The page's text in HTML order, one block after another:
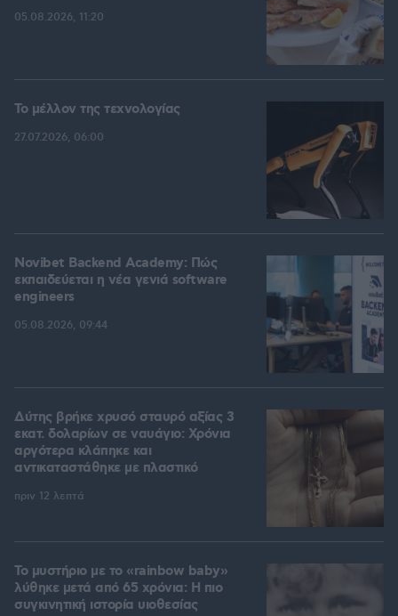
05.08.2026, 11:20
Το μέλλον της τεχνολογίας
27.07.2026, 06:00
Novibet Backend Academy: Πώς
εκπαιδεύεται η νέα γενιά software
engineers
05.08.2026, 09:44
Δύτης βρήκε χρυσό σταυρό αξίας 3
εκατ. δολαρίων σε ναυάγιο: Χρόνια
αργότερα κλάπηκε και
αντικαταστάθηκε με πλαστικό
πριν 12 λεπτά
Το μυστήριο με το «rainbow baby»
λύθηκε μετά από 65 χρόνια: Η πιο
συγκινητική ιστορία υιοθεσίας